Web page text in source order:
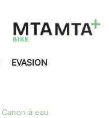
EVASION
Canon à eau